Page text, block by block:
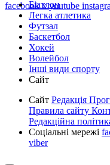
facebookxyoutube
Біатлон
Легка атлетика
Футзал
Баскетбол
Хокей
Волейбол
Інші види спорту
Сайт
Сайт Редакція
Правила сайту
Редакційна
Соціальні мережі
viber